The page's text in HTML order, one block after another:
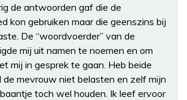
de antwoorden gaf die de
kon gebruiken maar die geenszins bij
De “woordvoerder” van de
mij uit namen te noemen en om
mij in gesprek te gaan. Heb beide
de mevrouw niet belasten en zelf mijn
toch wel houden. Ik leef ervoor